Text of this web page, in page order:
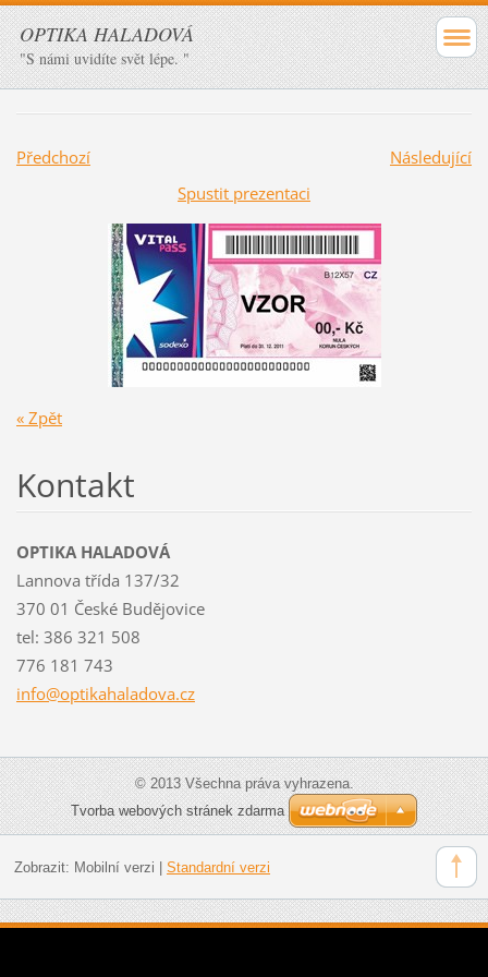
OPTIKA HALADOVÁ
"S námi uvidíte svět lépe. "
Předchozí
Následující
Spustit prezentaci
« Zpět
Kontakt
OPTIKA HALADOVÁ
Lannova třída 137/32
370 01 České Budějovice
tel: 386 321 508
776 181 743
info@optikahaladova.cz
© 2013 Všechna práva vyhrazena.
Tvorba webových stránek zdarma
Zobrazit: Mobilní verzi Standardní verzi